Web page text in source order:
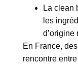
La clean
les
d’origine
En France,
rencontre